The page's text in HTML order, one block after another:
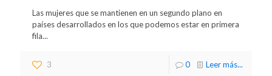
Las mujeres que se mantienen en un segundo plano en
países desarrollados en los que podemos estar en primera
fila...
3 0 Leer más...